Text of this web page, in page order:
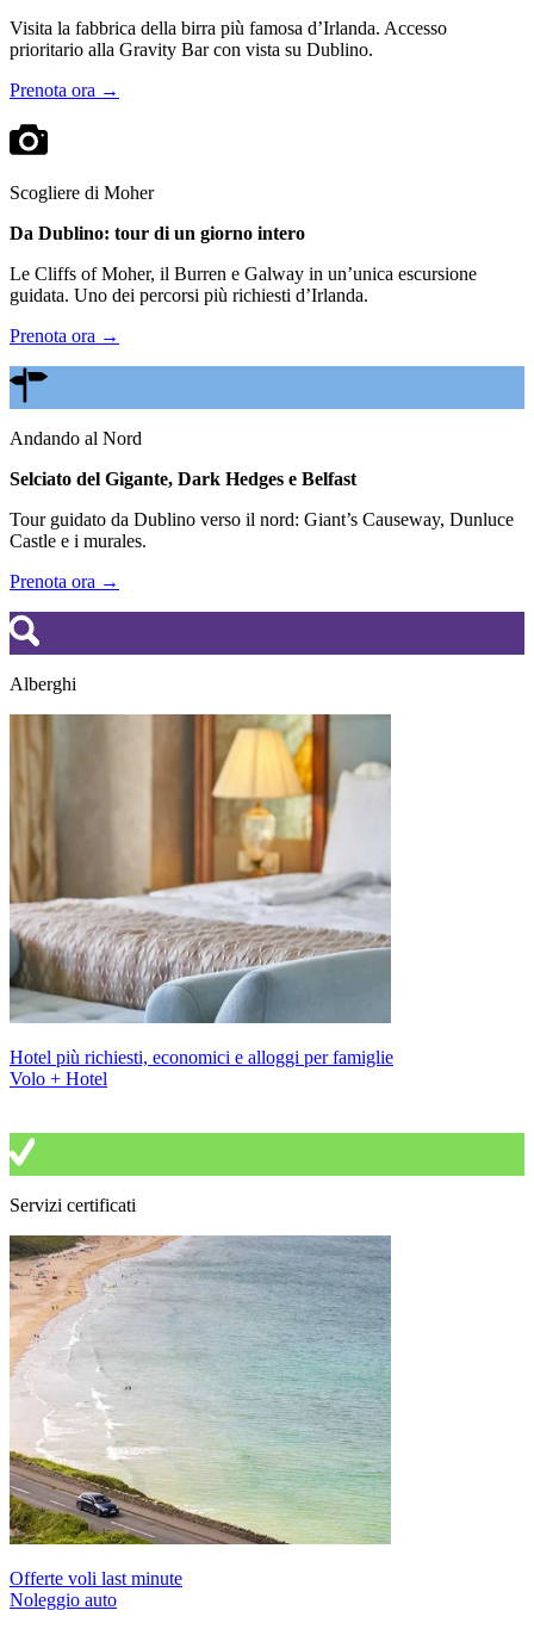
Visita la fabbrica della birra più famosa d’Irlanda. Accesso
prioritario alla Gravity Bar con vista su Dublino.
Prenota ora →
Scogliere di Moher
Da Dublino: tour di un giorno intero
Le Cliffs of Moher, il Burren e Galway in un’unica escursione
guidata. Uno dei percorsi più richiesti d’Irlanda.
Prenota ora →
Andando al Nord
Selciato del Gigante, Dark Hedges e Belfast
Tour guidato da Dublino verso il nord: Giant’s Causeway, Dunluce
Castle e i murales.
Prenota ora →
Alberghi
Hotel più richiesti, economici e alloggi per famiglie
Volo + Hotel
Servizi certificati
Offerte voli last minute
Noleggio auto